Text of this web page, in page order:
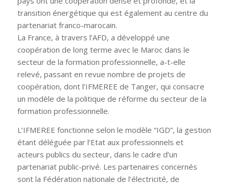
transition énergétique qui est également au centre du
partenariat franco-marocain.
La France, à travers l’AFD, a développé une
coopération de long terme avec le Maroc dans le
secteur de la formation professionnelle, a-t-elle
relevé, passant en revue nombre de projets de
coopération, dont l’IFMEREE de Tanger, qui consacre
un modèle de la politique de réforme du secteur de la
formation professionnelle.
L’IFMEREE fonctionne selon le modèle “IGD”, la gestion
étant déléguée par l’Etat aux professionnels et
acteurs publics du secteur, dans le cadre d’un
partenariat public-privé. Les partenaires concernés
sont la Fédération nationale de l’électricité, de